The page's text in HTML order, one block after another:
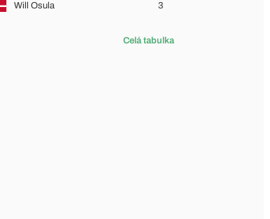
Will Osula 3
Celá tabulka